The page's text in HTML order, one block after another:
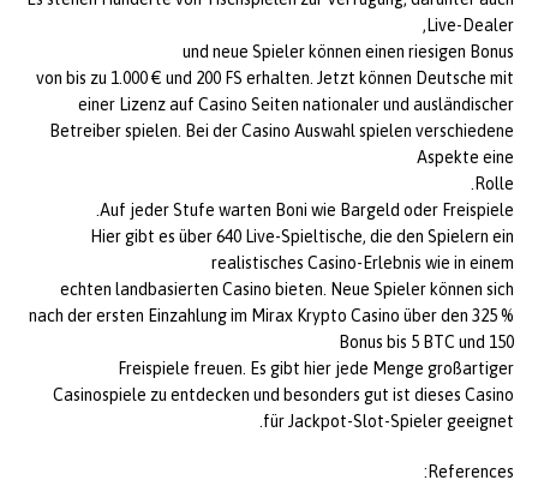
Live-Dealer,
und neue Spieler können einen riesigen Bonus
von bis zu 1.000 € und 200 FS erhalten. Jetzt können Deutsche mit
einer Lizenz auf Casino Seiten nationaler und ausländischer
Betreiber spielen. Bei der Casino Auswahl spielen verschiedene
Aspekte eine
Rolle.
Auf jeder Stufe warten Boni wie Bargeld oder Freispiele.
Hier gibt es über 640 Live-Spieltische, die den Spielern ein
realistisches Casino-Erlebnis wie in einem
echten landbasierten Casino bieten. Neue Spieler können sich
nach der ersten Einzahlung im Mirax Krypto Casino über den 325 %
Bonus bis 5 BTC und 150
Freispiele freuen. Es gibt hier jede Menge großartiger
Casinospiele zu entdecken und besonders gut ist dieses Casino
für Jackpot-Slot-Spieler geeignet.
References: